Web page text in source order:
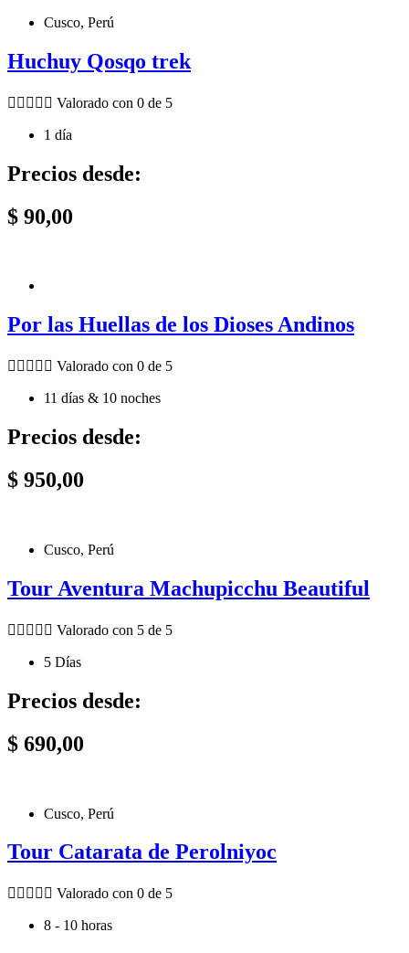
Cusco, Perú
Huchuy Qosqo trek
     Valorado con 0 de 5
1 día
Precios desde:
$ 90,00
Por las Huellas de los Dioses Andinos
     Valorado con 0 de 5
11 días & 10 noches
Precios desde:
$ 950,00
Cusco, Perú
Tour Aventura Machupicchu Beautiful
     Valorado con 5 de 5
5 Días
Precios desde:
$ 690,00
Cusco, Perú
Tour Catarata de Perolniyoc
     Valorado con 0 de 5
8 - 10 horas